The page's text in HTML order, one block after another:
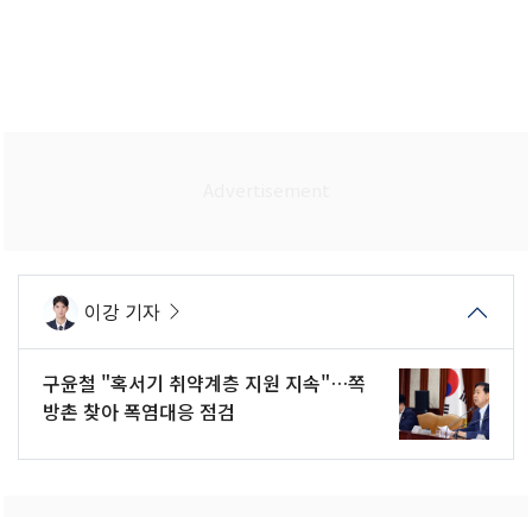
이강 기자
구윤철 "혹서기 취약계층 지원 지속"…쪽
방촌 찾아 폭염대응 점검